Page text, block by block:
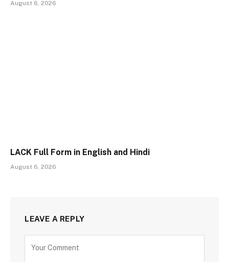
August 6, 2026
LACK Full Form in English and Hindi
August 6, 2026
LEAVE A REPLY